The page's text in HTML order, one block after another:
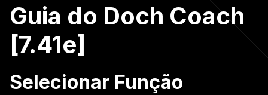
Guia do Doch Coach
[7.41e]
Selecionar Função